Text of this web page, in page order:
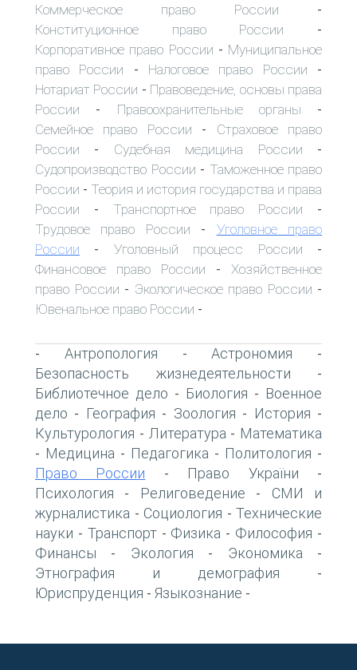
Коммерческое право России -
Конституционное право России -
Корпоративное право России - Муниципальное
право России - Налоговое право России -
Нотариат России - Правоведение, основы права
России - Правоохранительные органы -
Семейное право России - Страховое право
России - Судебная медицина России -
Судопроизводство России - Таможенное право
России - Теория и история государства и права
России - Транспортное право России -
Трудовое право России - Уголовное право
России - Уголовный процесс России -
Финансовое право России - Хозяйственное
право России - Экологическое право России -
Ювенальное право России -
- Антропология -Астрономия -
Безопасность жизнедеятельности -
Библиотечное дело - Биология - Военное
дело - География - Зоология - История -
Культурология - Литература - Математика
- Медицина - Педагогика - Политология -
Право России - Право України -
Психология - Религоведение - СМИ и
журналистика - Социология - Технические
науки - Транспорт- Физика - Философия -
Финансы - Экология - Экономика -
Этнография и демография -
Юриспруденция - Языкознание -